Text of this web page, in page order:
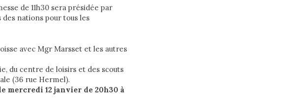
de 11h30 sera présidée par
nations pour tous les
avec Mgr Marsset et les autres
du centre de loisirs et des scouts
(36 rue Hermel).
mercredi 12 janvier de 20h30 à